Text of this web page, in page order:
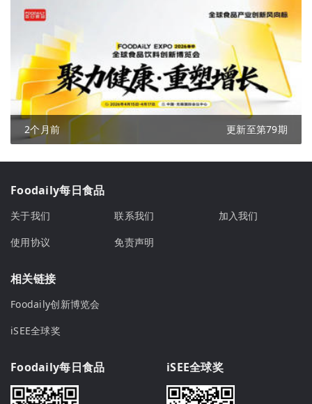
2个月前 更新至第79期
Foodaily每日食品
关于我们 联系我们
加入我们
使用协议
免责声明
相关链接
Foodaily创新博览会
iSEE全球奖
Foodaily每日食品 iSEE全球奖